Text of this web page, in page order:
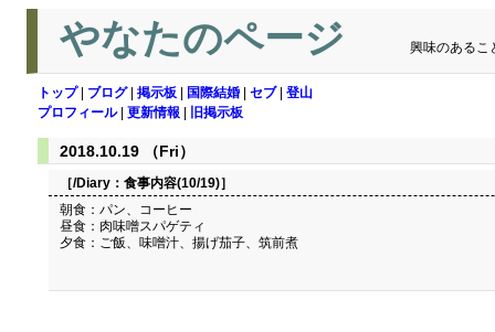
やなたのページ 興味のあるこ
トップ| ブログ| 掲示板 国際結婚 セブ| 登山
プロフィール| 更新情報 旧掲示板
2018.10.19 （Fri）
［/Diary： 食事内容(10/19)］
朝食：パン、コーヒー
昼食：肉味噌スパゲティ
夕食：ご飯、味噌汁、揚げ茄子、筑前煮